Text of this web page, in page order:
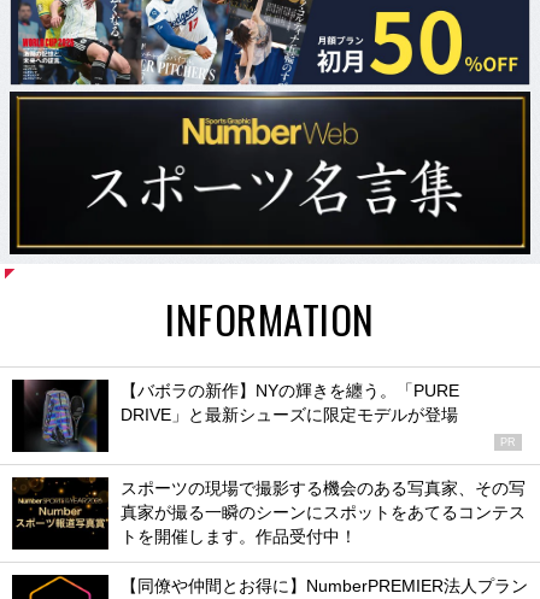
INFORMATION
【バボラの新作】NYの輝きを纏う。「PURE
DRIVE」と最新シューズに限定モデルが登場
PR
スポーツの現場で撮影する機会のある写真家、その写
真家が撮る一瞬のシーンにスポットをあてるコンテス
トを開催します。作品受付中！
【同僚や仲間とお得に】NumberPREMIER法人プラン